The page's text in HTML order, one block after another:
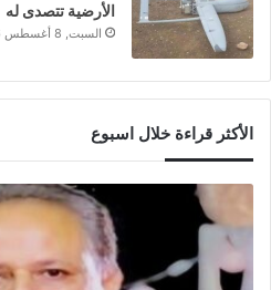
الأرضية تتصدى له
السبت, 8 أغسطس 2026 - 7:06 م
الأكثر قراءة خلال اسبوع